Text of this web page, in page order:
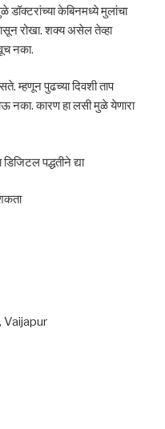
केबिनमध्ये मुलांचा
रोखा. शक्य असेल तेव्हा
नका.
म्हणून पुढच्या दिवशी ताप
नका. कारण हा लसी मुळे येणारा
पद्धतीने द्या